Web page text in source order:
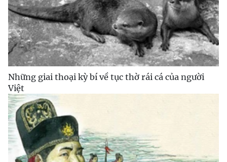
Những giai thoại kỳ bí về tục thờ rái cá của người
Việt